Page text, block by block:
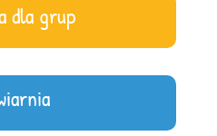
dla grup